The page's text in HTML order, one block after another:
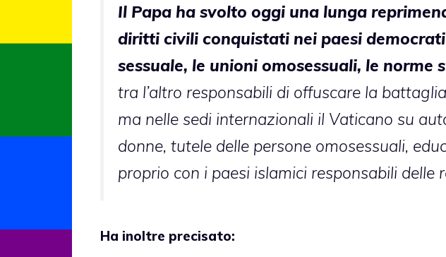
Il Papa ha svolto oggi una lunga
diritti civili conquistati nei paesi
sessuale, le unioni omosessuali, le norme
tra l’altro responsabili di offuscare la
ma nelle sedi internazionali il Vaticano su
donne, tutele delle persone omosessuali,
proprio con i paesi islamici responsabili delle
Ha inoltre precisato: